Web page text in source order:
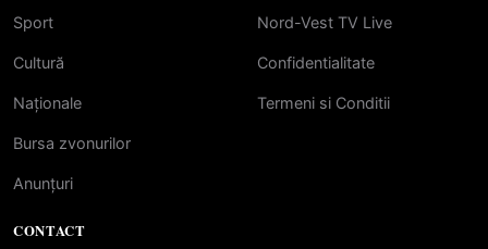
Sport
Cultură
Naționale
Bursa zvonurilor
Anunțuri
Nord-Vest TV Live
Confidentialitate
Termeni si Conditii
CONTACT